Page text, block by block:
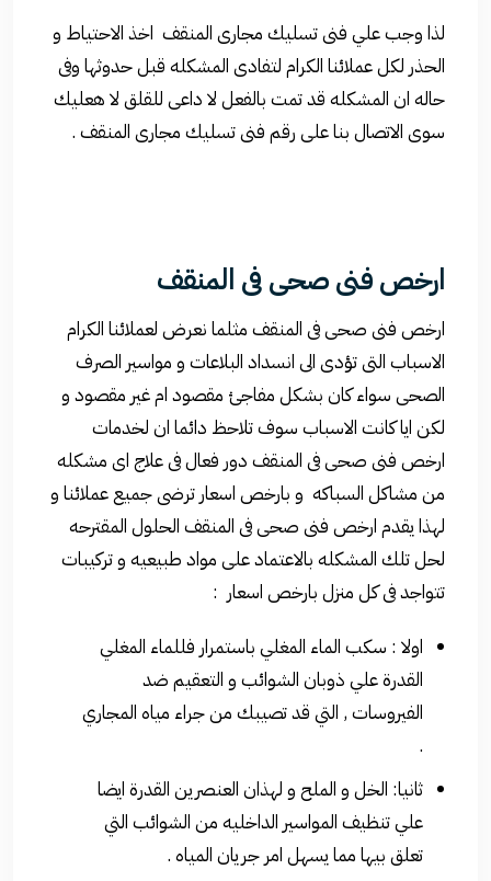
لذا وجب علي فنى تسليك مجارى المنقف اخذ الاحتياط و
الحذر لكل عملائنا الكرام لتفادى المشكله قبل حدوثها وفى
حاله ان المشكله قد تمت بالفعل لا داعى للقلق لا هعليك
سوى الاتصال بنا على رقم فنى تسليك مجارى المنقف .
ارخص فنى صحى فى المنقف
ارخص فنى صحى فى المنقف مثلما نعرض لعملائنا الكرام
الاسباب التى تؤدى الى انسداد البلاعات و مواسير الصرف
الصحى سواء كان بشكل مفاجئ مقصود ام غير مقصود و
لكن ايا كانت الاسباب سوف تلاحظ دائما ان لخدمات
ارخص فنى صحى فى المنقف دور فعال فى علاج اى مشكله
من مشاكل السباكه و بارخص اسعار ترضى جميع عملائنا و
لهذا يقدم ارخص فنى صحى فى المنقف الحلول المقترحه
لحل تلك المشكله بالاعتماد على مواد طبيعيه و تركيبات
تتواجد فى كل منزل بارخص اسعار :
اولا : سكب الماء المغلي باستمرار فللماء المغلي
القدرة علي ذوبان الشوائب و التعقيم ضد
الفيروسات , التي قد تصيبك من جراء مياه المجاري
.
ثانيا: الخل و الملح و لهذان العنصرين القدرة ايضا
علي تنظيف المواسير الداخليه من الشوائب التي
تعلق بيها مما يسهل امر جريان المياه .